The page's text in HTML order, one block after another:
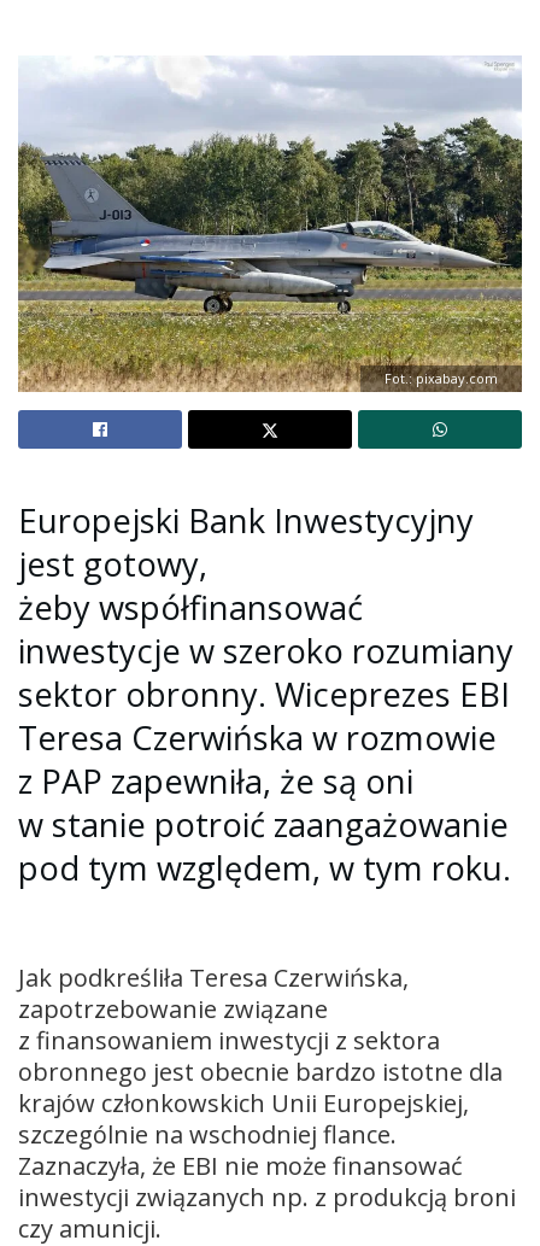
Fot.: pixabay.com
Europejski Bank Inwestycyjny
jest gotowy,
żeby współfinansować
inwestycje w szeroko rozumiany
sektor obronny. Wiceprezes EBI
Teresa Czerwińska w rozmowie
z PAP zapewniła, że są oni
w stanie potroić zaangażowanie
pod tym względem, w tym roku.
Jak podkreśliła Teresa Czerwińska,
zapotrzebowanie związane
z finansowaniem inwestycji z sektora
obronnego jest obecnie bardzo istotne dla
krajów członkowskich Unii Europejskiej,
szczególnie na wschodniej flance.
Zaznaczyła, że EBI nie może finansować
inwestycji związanych np. z produkcją broni
czy amunicji.